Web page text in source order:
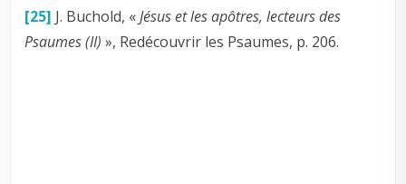
[25] J. Buchold, «Jésus et les apôtres, lecteurs des
Psaumes (II) », Redécouvrir les Psaumes, p. 206.